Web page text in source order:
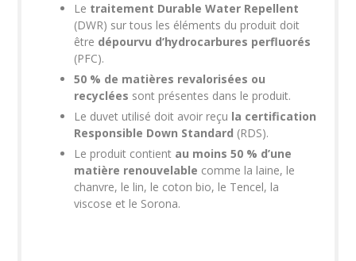
Le traitement Durable Water Repellent
(DWR) sur tous les éléments du produit doit
être dépourvu d’hydrocarbures perfluorés
(PFC).
50 % de matières revalorisées ou
recyclées sont présentes dans le produit.
Le duvet utilisé doit avoir reçu la certification
Responsible Down Standard (RDS).
Le produit contient au moins 50 % d’une
matière renouvelable comme la laine, le
chanvre, le lin, le coton bio, le Tencel, la
viscose et le Sorona.